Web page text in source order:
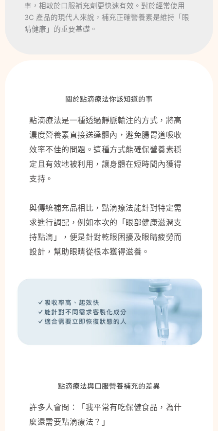
率，相較於口服補充劑更快速有效。對於經常使用
3C 產品的現代人來說，補充正確營養素是維持「眼
睛健康」的重要基礎。
關於點滴療法你該知道的事
點滴療法是一種透過靜脈輸注的方式，將高
濃度營養素直接送達體內，避免腸胃道吸收
效率不佳的問題。這種方式能確保營養素穩
定且有效地被利用，讓身體在短時間內獲得
支持。
與傳統補充品相比，點滴療法能針對特定需
求進行調配，例如本次的「眼部健康滋潤支
持點滴」，便是針對乾眼困擾及眼睛疲勞而
設計，幫助眼睛從根本獲得滋養。
點滴療法與口服營養補充的差異
許多人會問：「我平常有吃保健食品，為什
麼還需要點滴療法？」